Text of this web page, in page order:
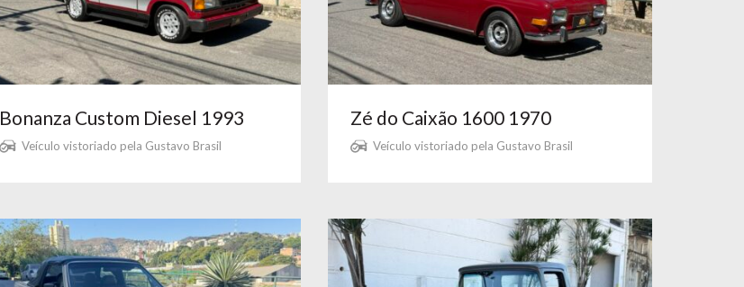
Bonanza Custom Diesel 1993
Veículo vistoriado pela Gustavo Brasil
Zé do Caixão 1600 1970
Veículo vistoriado pela Gustavo Brasil